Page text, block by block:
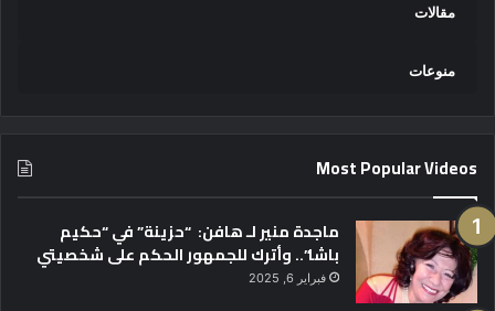
مقالات
منوعات
Most Popular Videos
ماجدة منير لـ هافن: “حزينة” في “حكيم
باشا”.. وأترك للجمهور الحكم على شخصيتي
فبراير 6, 2025